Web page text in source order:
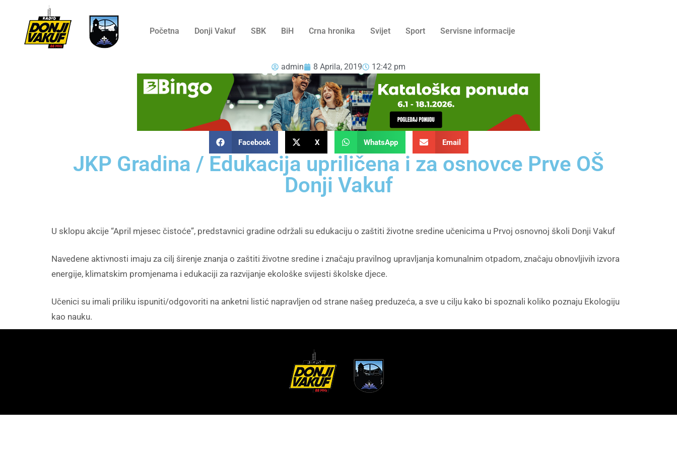
Početna Donji Vakuf SBK BiH Crna hronika Svijet Sport Servisne informacije
admin 8 Aprila, 2019 12:42 pm
Facebook X WhatsApp Email
JKP Gradina / Edukacija upriličena i za osnovce Prve OŠ
Donji Vakuf
U sklopu akcije “April mjesec čistoće”, predstavnici gradine održali su edukaciju o zaštiti životne sredine učenicima u Prvoj osnovnoj školi Donji Vakuf
Navedene aktivnosti imaju za cilj širenje znanja o zaštiti životne sredine i značaju pravilnog upravljanja komunalnim otpadom, značaju obnovljivih izvora
energije, klimatskim promjenama i edukaciji za razvijanje ekološke svijesti školske djece.
Učenici su imali priliku ispuniti/odgovoriti na anketni listić napravljen od strane našeg preduzeća, a sve u cilju kako bi spoznali koliko poznaju Ekologiju
kao nauku.